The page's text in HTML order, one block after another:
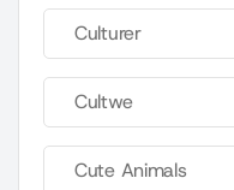
Culturer
Cultwe
Cute Animals